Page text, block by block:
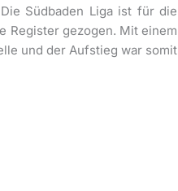
Südbaden Liga ist für die
Register gezogen. Mit einem
und der Aufstieg war somit